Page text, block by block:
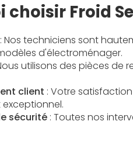
choisir Froid
: Nos techniciens sont
d'électroménager.
utilisons des pièces
client : Votre
sécurité : Toutes nos